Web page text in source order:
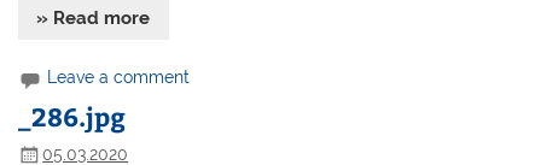
» Read more
Leave a comment
_286.jpg
05.03.2020